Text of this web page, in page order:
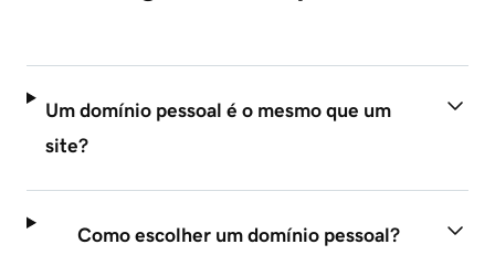
Um domínio pessoal é o mesmo que um
site?
Como escolher um domínio pessoal?